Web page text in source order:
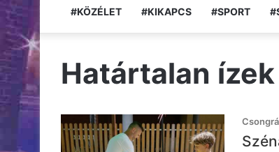
#KÖZÉLET #KIKAPCS #SPORT
Határtalan